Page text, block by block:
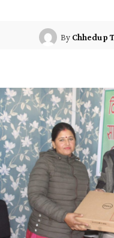
By Chhedup